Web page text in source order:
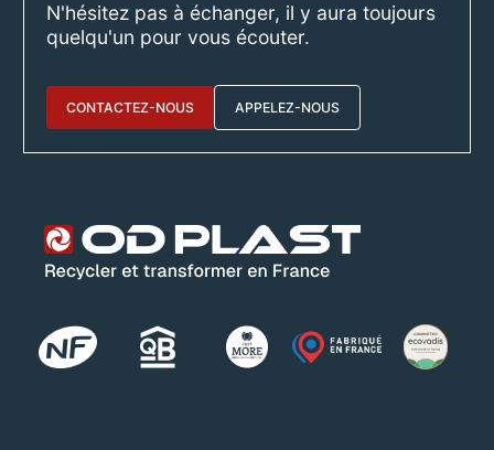
N'hésitez pas à échanger, il y aura toujours
quelqu'un pour vous écouter.
CONTACTEZ-NOUS APPELEZ-NOUS